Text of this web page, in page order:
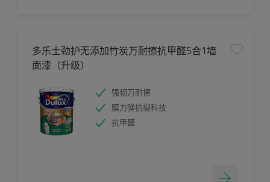
多乐士劲护无添加竹炭万耐擦抗甲醛5合1墙
面漆（升级）
强韧万耐擦
膜力弹抗裂科技
抗甲醛